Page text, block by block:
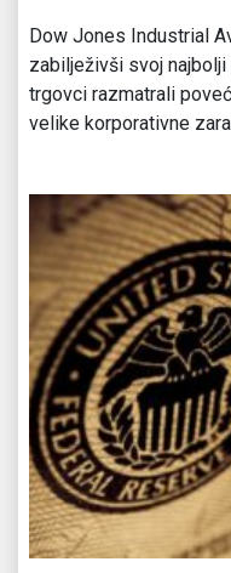
Dow Jones Industrial
zabilježivši svoj
trgovci razmatrali
velike korporativne